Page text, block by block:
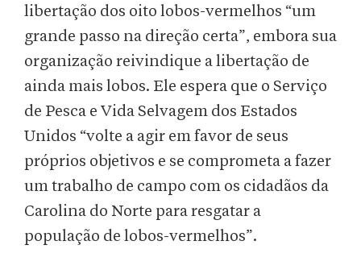
libertação dos oito lobos-vermelhos “um
grande passo na direção certa”, embora sua
organização reivindique a libertação de
ainda mais lobos. Ele espera que o Serviço
de Pesca e Vida Selvagem dos Estados
Unidos “volte a agir em favor de seus
próprios objetivos e se comprometa a fazer
um trabalho de campo com os cidadãos da
Carolina do Norte para resgatar a
população de lobos-vermelhos”.